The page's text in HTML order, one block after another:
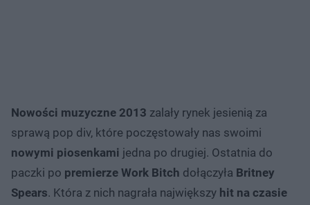
Nowości muzyczne 2013 zalały rynek jesienią za
sprawą pop div, które poczęstowały nas swoimi
nowymi piosenkami jedna po drugiej. Ostatnia do
paczki po premierze Work Bitch dołączyła Britney
Spears. Która z nich nagrała największy hit na czasie